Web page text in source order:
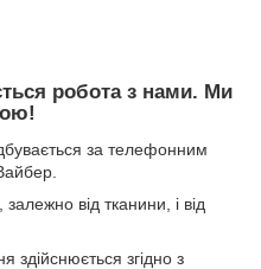
робота з нами. Ми
за телефонним
від тканини, і від
здійснюється згідно з